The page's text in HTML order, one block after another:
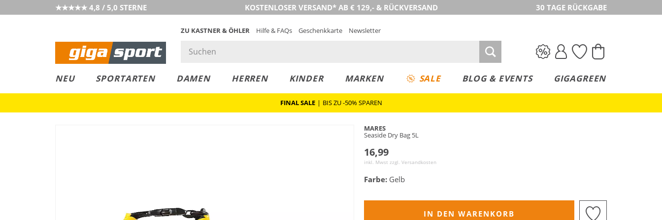
★★★★★ 4,8 / 5,0 STERNE KOSTENLOSER VERSAND* AB € 129,- & RÜCKVERSAND 30 TAGE RÜCKGABE
ZU KASTNER & ÖHLER Hilfe & FAQs Geschenkkarte Newsletter
NEU SPORTARTEN DAMEN HERREN KINDER MARKEN SALE BLOG & EVENTS GIGAGREEN
FINAL SALE | BIS ZU -50% SPAREN
MARES
Seaside Dry Bag 5L
16,99
inkl. Mwst zzgl. Versandkosten
Farbe: Gelb
IN DEN WARENKORB